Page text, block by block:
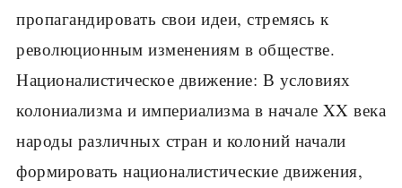
пропагандировать свои идеи, стремясь к
революционным изменениям в обществе.
Националистическое движение: В условиях
колониализма и империализма в начале XX века
народы различных стран и колоний начали
формировать националистические движения,